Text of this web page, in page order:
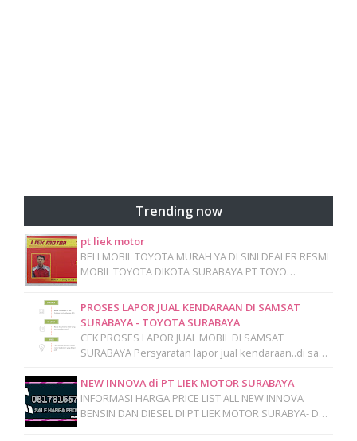
Trending now
pt liek motor
BELI MOBIL TOYOTA MURAH YA DI SINI DEALER RESMI
MOBIL TOYOTA DIKOTA SURABAYA PT TOYO…
PROSES LAPOR JUAL KENDARAAN DI SAMSAT
SURABAYA - TOYOTA SURABAYA
CEK PROSES LAPOR JUAL MOBIL DI SAMSAT
SURABAYA Persyaratan lapor jual kendaraan..di sa…
NEW INNOVA di PT LIEK MOTOR SURABAYA
INFORMASI HARGA PRICE LIST ALL NEW INNOVA
BENSIN DAN DIESEL DI PT LIEK MOTOR SURABYA- D…